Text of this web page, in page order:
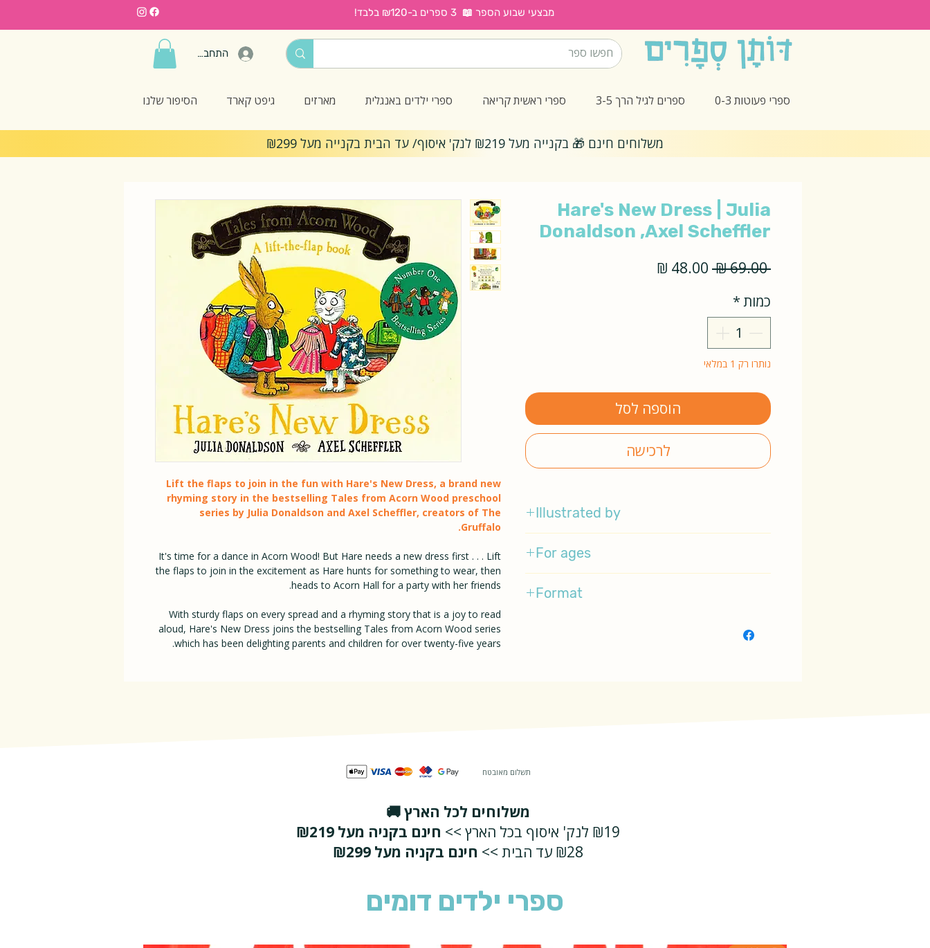
מבצעי שבוע הספר 📖 3 ספרים ב-₪120 בלבד!
התחברות
ספרי פעוטות 0-3 ספרים לגיל הרך 3-5 ספרי ראשית קריאה ספרי ילדים באנגלית מארזים גיפט קארד הסיפור שלנו
משלוחים חינם 🎁 בקנייה מעל ₪219 לנק' איסוף/ עד הבית בקנייה מעל ₪299
Lift the flaps to join in the fun with Hare's New Dress, a brand new
rhyming story in the bestselling Tales from Acorn Wood preschool
series by Julia Donaldson and Axel Scheffler, creators of The
Gruffalo.
It's time for a dance in Acorn Wood! But Hare needs a new dress first . . . Lift
the flaps to join in the excitement as Hare hunts for something to wear, then
heads to Acorn Hall for a party with her friends.
With sturdy flaps on every spread and a rhyming story that is a joy to read
aloud, Hare's New Dress joins the bestselling Tales from Acorn Wood series
which has been delighting parents and children for over twenty-five years.
Hare's New Dress | Julia
Donaldson ,Axel Scheffler
‏69.00 ‏₪
מחיר
כמות*
נותרו רק 1 במלאי
הוספה לסל
לרכישה
Illustrated by
For ages
Format
תשלום מאובטח
משלוחים לכל הארץ 🚚
₪19 לנק' איסוף בכל הארץ >>
חינם בקניה מעל ₪219
₪28 עד הבית >>
חינם בקניה מעל ₪299
ספרי ילדים דומים